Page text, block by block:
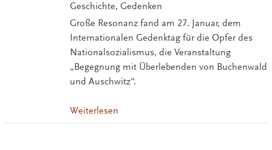
Geschichte, Gedenken
Große Resonanz fand am 27. Januar, dem
Internationalen Gedenktag für die Opfer des
Nationalsozialismus, die Veranstaltung
„Begegnung mit Überlebenden von Buchenwald
und Auschwitz“.
Weiterlesen